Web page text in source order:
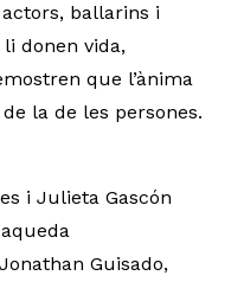
ballarins i
donen vida,
que l’ànima
la de les persones.
i Julieta Gascón
Guisado,